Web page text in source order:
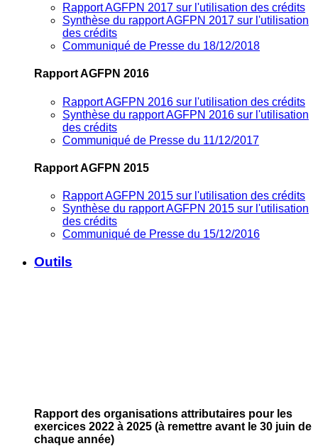
Rapport AGFPN 2017 sur l'utilisation des crédits
Synthèse du rapport AGFPN 2017 sur l'utilisation
des crédits
Communiqué de Presse du 18/12/2018
Rapport AGFPN 2016
Rapport AGFPN 2016 sur l'utilisation des crédits
Synthèse du rapport AGFPN 2016 sur l'utilisation
des crédits
Communiqué de Presse du 11/12/2017
Rapport AGFPN 2015
Rapport AGFPN 2015 sur l'utilisation des crédits
Synthèse du rapport AGFPN 2015 sur l'utilisation
des crédits
Communiqué de Presse du 15/12/2016
Outils
Rapport des organisations attributaires pour les
exercices 2022 à 2025 (à remettre avant le 30 juin de
chaque année)